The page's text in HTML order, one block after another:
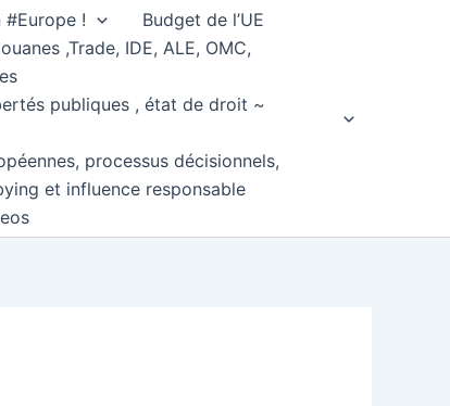
#Europe !
Budget de l’UE
,Trade, IDE, ALE, OMC,
publiques , état de droit ~
processus décisionnels,
et influence responsable